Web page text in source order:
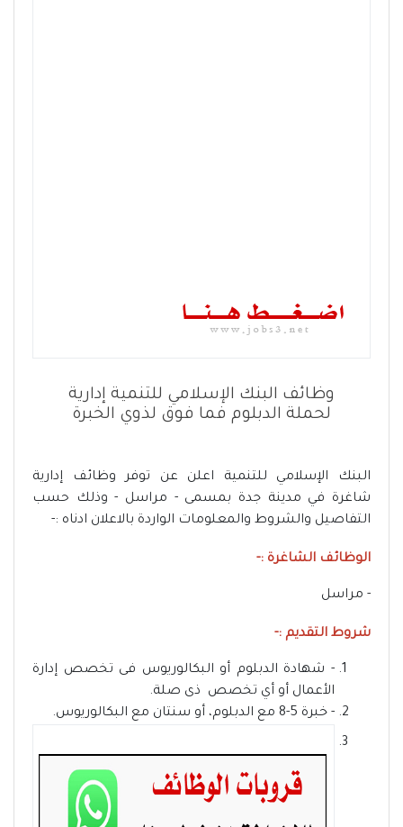
وظائف البنك الإسلامي للتنمية إدارية
لحملة الدبلوم فما فوق لذوي الخبرة
البنك الإسلامي للتنمية اعلن عن توفر وظائف إدارية
شاغرة في مدينة جدة بمسمى - مراسل - وذلك حسب
التفاصيل والشروط والمعلومات الواردة بالاعلان ادناه :-
الوظائف الشاغرة :-
- مراسل
شروط التقديم :-
- شهادة الدبلوم أو البكالوريوس فى تخصص إدارة
الأعمال أو أي تخصص ذى صلة.
- خبرة 5-8 مع الدبلوم، أو سنتان مع البكالوريوس.